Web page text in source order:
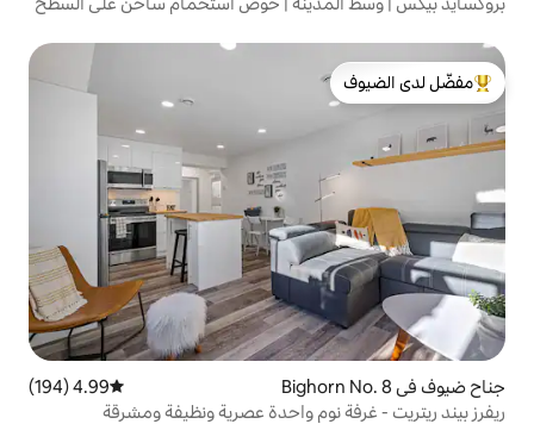
الضيوف
متوسط التقييم 4.99 من 5، 194 مراجعات
4.99 (194)
واحدة عصرية ونظيفة ومشرقة